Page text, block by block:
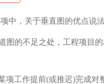
中，关于垂直图的优点说
图的不足之处，工程项目
项工作提前(或推迟)完成对